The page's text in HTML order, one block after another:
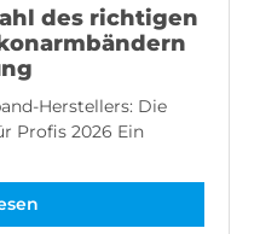
des richtigen
Herstellers: Die
Profis 2026 Ein